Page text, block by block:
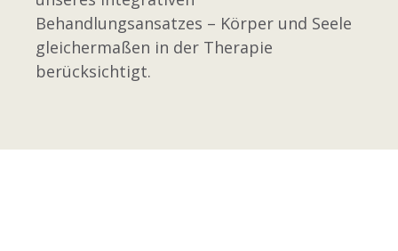
Behandlungsansatzes – Körper und Seele
gleichermaßen in der Therapie
berücksichtigt.